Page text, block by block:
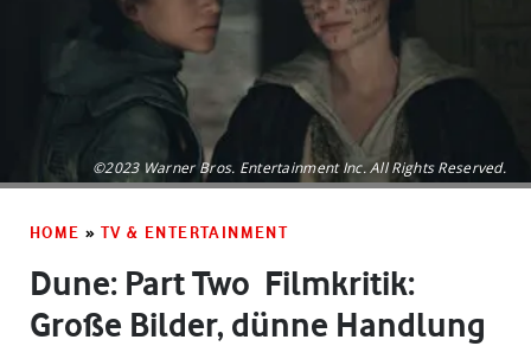
©2023 Warner Bros. Entertainment Inc. All Rights Reserved.
HOME » TV & ENTERTAINMENT
Dune: Part Two ­ Filmkritik:
Große Bilder, dünne Handlung